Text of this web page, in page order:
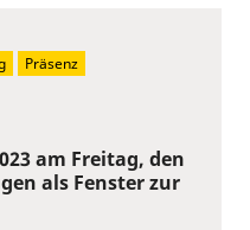
am Freitag, den
als Fenster zur
Präsenz